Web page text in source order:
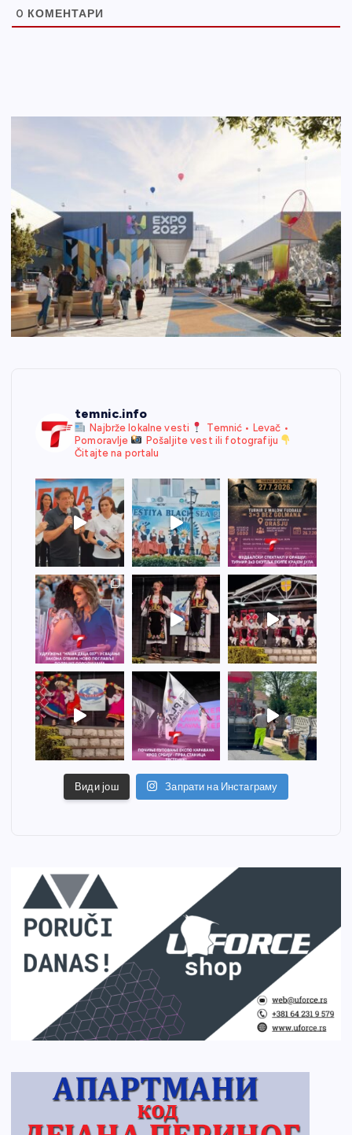
0 КОМЕНТАРИ
temnic.info
Najbrže lokalne vesti
Temnić • Levač •
Pomoravlje
Pošaljite vest ili fotografiju
Čitajte na portalu
Види још Запрати на Инстаграму